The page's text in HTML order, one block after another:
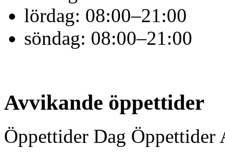
lördag: 08:00–21:00
söndag: 08:00–21:00
Avvikande öppettider
Öppettider Dag